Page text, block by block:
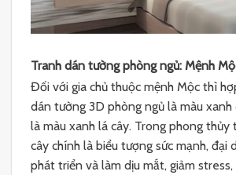
Tranh dán tường phòng ngủ: Mệnh
Đối với gia chủ thuộc mệnh Mộc thì
dán tường 3D phòng ngủ là màu xanh
là màu xanh lá cây. Trong phong thủy
cây chính là biểu tượng sức mạnh, đại
phát triển và làm dịu mắt, giảm stress,